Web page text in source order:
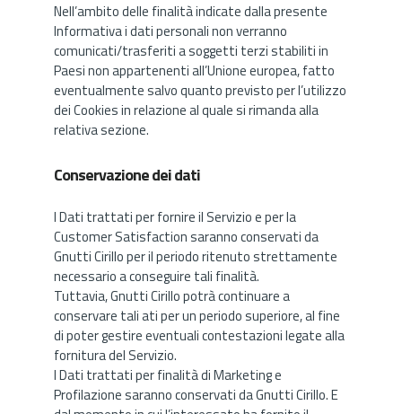
Nell’ambito delle finalità indicate dalla presente
Informativa i dati personali non verranno
comunicati/trasferiti a soggetti terzi stabiliti in
Paesi non appartenenti all’Unione europea, fatto
eventualmente salvo quanto previsto per l’utilizzo
dei Cookies in relazione al quale si rimanda alla
relativa sezione.
Conservazione dei dati
I Dati trattati per fornire il Servizio e per la
Customer Satisfaction saranno conservati da
Gnutti Cirillo per il periodo ritenuto strettamente
necessario a conseguire tali finalità.
Tuttavia, Gnutti Cirillo potrà continuare a
conservare tali ati per un periodo superiore, al fine
di poter gestire eventuali contestazioni legate alla
fornitura del Servizio.
I Dati trattati per finalità di Marketing e
Profilazione saranno conservati da Gnutti Cirillo. E